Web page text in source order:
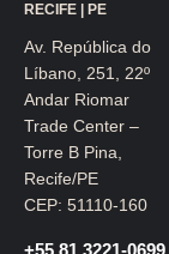
RECIFE | PE
Av. República do
Líbano, 251, 22º
Andar Riomar
Trade Center –
Torre B Pina,
Recife/PE
CEP: 51110-160